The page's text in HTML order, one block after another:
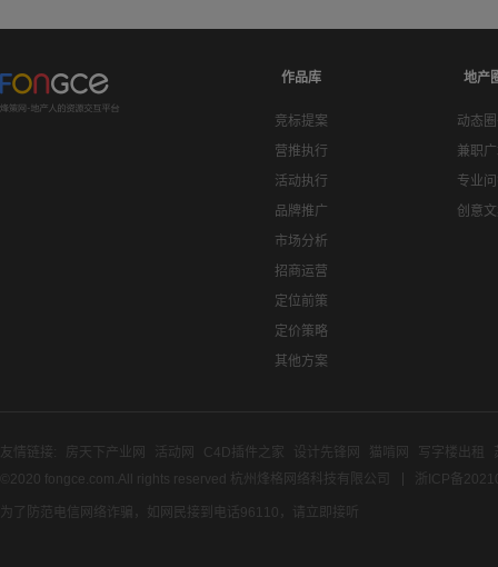
作品库
竞标提案
营推执行
活动执行
品牌推广
市场分析
招商运营
定位前策
定价策略
其他方案
地产
动态
兼职
专业
创意
友情链接: 房天下产业网 活动网 C4D插件之家 设计先锋网 猫啃网 写字楼出租
©2020 fongce.com.All rights reserved 杭州烽格网络科技有限公司
浙ICP备
为了防范电信网络诈骗，如网民接到电话96110，请立即接听